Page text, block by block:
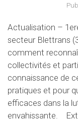
Actualisation –
secteur Blettrans
comment
collectivités et
connaissance de
pratiques et pour
efficaces dans la
envahissante.